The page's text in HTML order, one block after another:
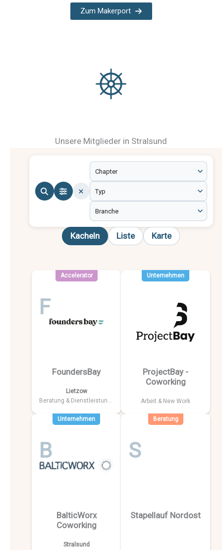
Zum Makerport
Unsere Mitglieder in Stralsund
Kacheln Liste Karte
Accelerator
F
FoundersBay
Lietzow
Beratung & Dienstleistungen
Unternehmen
ProjectBay -
Coworking
Arbeit & New Work
Unternehmen
B
BalticWorx
Coworking
Stralsund
Beratung
S
Stapellauf Nordost